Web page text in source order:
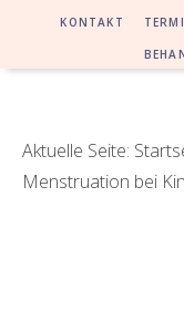
KONTAKT
Aktuelle Seite:
Menstruation bei